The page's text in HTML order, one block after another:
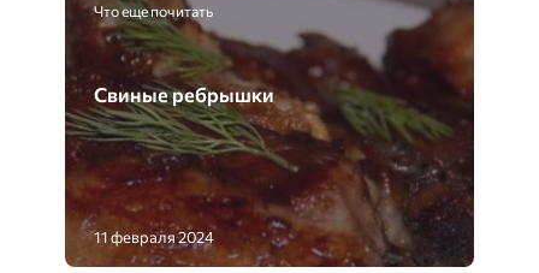
Что еще почитать
Свиные ребрышки
11 февраля 2024